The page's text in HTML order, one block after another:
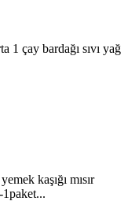
çay bardağı sıvı yağ
kaşığı mısır
1paket...